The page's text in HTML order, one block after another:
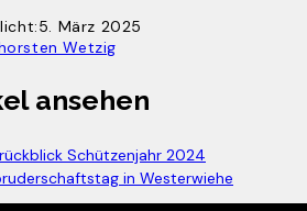
5. März 2025
Wetzig
ansehen
Schützenjahr 2024
in Westerwiehe